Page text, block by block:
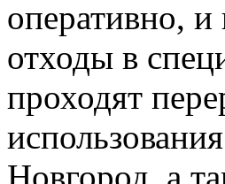
оперативно,
отходы в
проходят
Новгород, а